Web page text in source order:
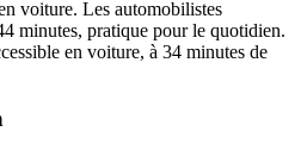
voiture. Les automobilistes
minutes, pratique pour le quotidien.
en voiture, à 34 minutes de